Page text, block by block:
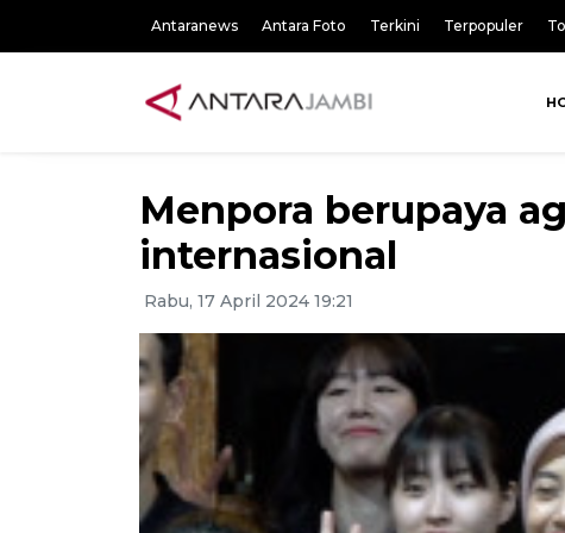
Antaranews Antara Foto Terkini Terpopuler
Menpora berupaya
internasional
Rabu, 17 April 2024 19:21